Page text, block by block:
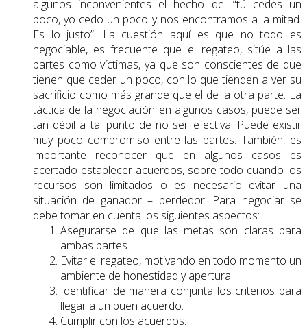
algunos inconvenientes el hecho de: “tú cedes un
poco, yo cedo un poco y nos encontramos a la mitad.
Es lo justo”. La cuestión aquí es que no todo es
negociable, es frecuente que el regateo, sitúe a las
partes como víctimas, ya que son conscientes de que
tienen que ceder un poco, con lo que tienden a ver su
sacrificio como más grande que el de la otra parte. La
táctica de la negociación en algunos casos, puede ser
tan débil a tal punto de no ser efectiva. Puede existir
muy poco compromiso entre las partes. También, es
importante reconocer que en algunos casos es
acertado establecer acuerdos, sobre todo cuando los
recursos son limitados o es necesario evitar una
situación de ganador – perdedor. Para negociar se
debe tomar en cuenta los siguientes aspectos:
Asegurarse de que las metas son claras para
ambas partes.
Evitar el regateo, motivando en todo momento un
ambiente de honestidad y apertura.
Identificar de manera conjunta los criterios para
llegar a un buen acuerdo.
Cumplir con los acuerdos.